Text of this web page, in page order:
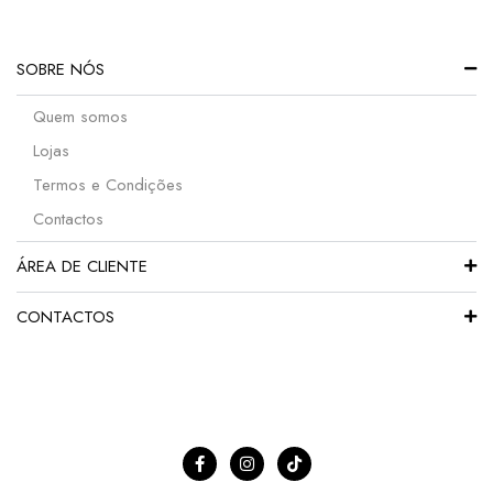
SOBRE NÓS
Quem somos
Lojas
Termos e Condições
Contactos
ÁREA DE CLIENTE
CONTACTOS